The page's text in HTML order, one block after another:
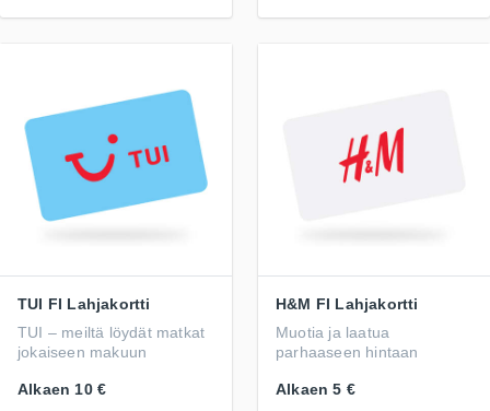
TUI FI Lahjakortti
TUI – meiltä löydät matkat
jokaiseen makuun
Alkaen 10 €
H&M FI Lahjakortti
Muotia ja laatua
parhaaseen hintaan
Alkaen 5 €